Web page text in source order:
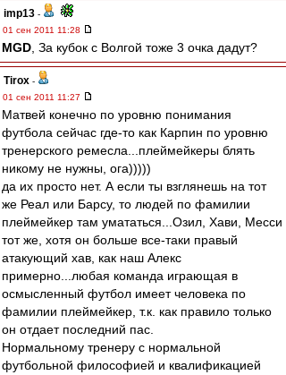
imp13 -
01 сен 2011 11:28
MGD , За кубок с Волгой тоже 3 очка дадут?
Tirox -
01 сен 2011 11:27
Матвей конечно по уровню понимания
футбола сейчас где-то как Карпин по уровню
тренерского ремесла...плеймейкеры блять
никому не нужны, ога)))))
да их просто нет. А если ты взглянешь на тот
же Реал или Барсу, то людей по фамилии
плеймейкер там умататься...Озил, Хави, Месси
тот же, хотя он больше все-таки правый
атакующий хав, как наш Алекс
примерно...любая команда играющая в
осмысленный футбол имеет человека по
фамилии плеймейкер, т.к. как правило только
он отдает последний пас.
Нормальному тренеру с нормальной
футбольной философией и квалификацией